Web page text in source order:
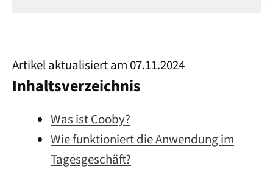
Artikel aktualisiert am 07.11.2024
Inhaltsverzeichnis
Was ist Cooby?
Wie funktioniert die Anwendung im
Tagesgeschäft?